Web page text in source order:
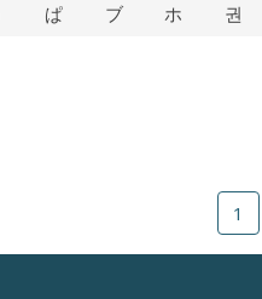
ぱ ブ ホ 권
1